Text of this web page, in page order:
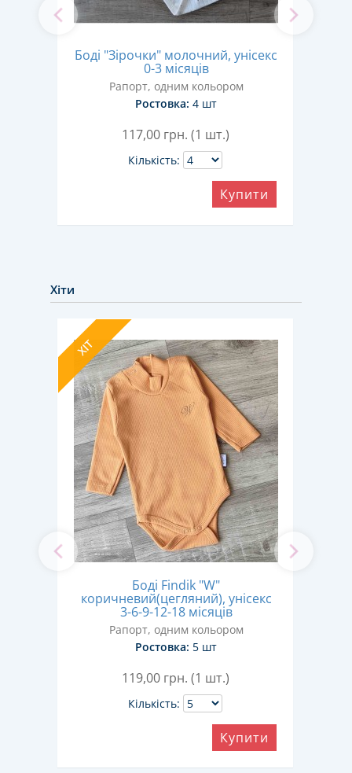
Боді "Зірочки" молочний, унісекс
0-3 місяців
Рапорт, одним кольором
Ростовка: 4 шт
117,00 грн. (1 шт.)
Кількість:
Купити
Хіти
ХІТ
Боді Findik "W"
коричневий(цегляний), унісекс
3-6-9-12-18 місяців
Рапорт, одним кольором
Ростовка: 5 шт
119,00 грн. (1 шт.)
Кількість:
Купити